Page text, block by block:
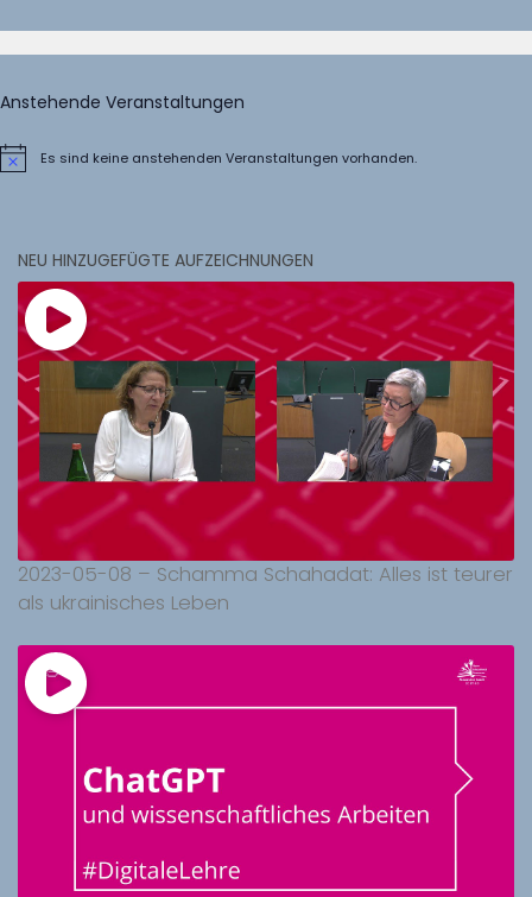
Anstehende Veranstaltungen
HinweisEs sind keine anstehenden Veranstaltungen vorhanden.
NEU HINZUGEFÜGTE AUFZEICHNUNGEN
2023-05-08 – Schamma Schahadat: Alles ist teurer
als ukrainisches Leben